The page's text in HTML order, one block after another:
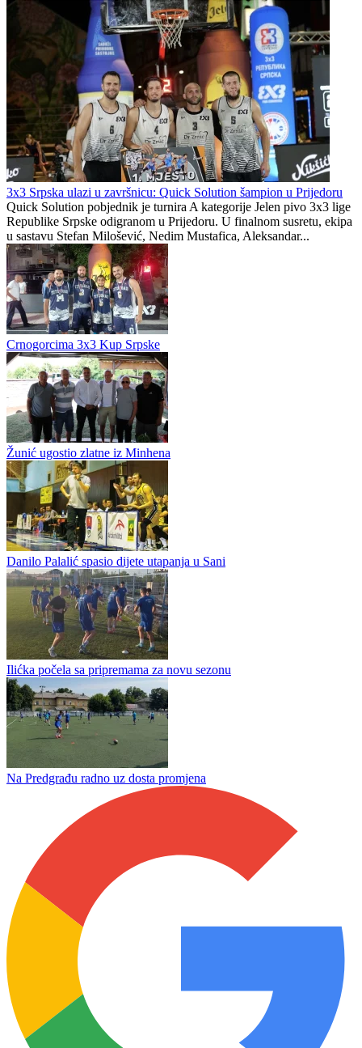
Alimpijević bira Orlove
Borac poveo
Adi Jogunčić novo pojačanje kadeta Sloge pred početak Premijer
omladinske lige BiH U-17
sportdc.net
0 0
3x3 Srpska ulazi u završnicu: Quick Solution šampion u Prijedoru
Quick Solution pobjednik je turnira A kategorije Jelen pivo 3x3 lige
Republike Srpske odigranom u Prijedoru. U finalnom susretu, ekipa
u sastavu Stefan Milošević, Nedim Mustafica, Aleksandar...
Crnogorcima 3x3 Kup Srpske
Žunić ugostio zlatne iz Minhena
Danilo Palalić spasio dijete utapanja u Sani
Ilićka počela sa pripremama za novu sezonu